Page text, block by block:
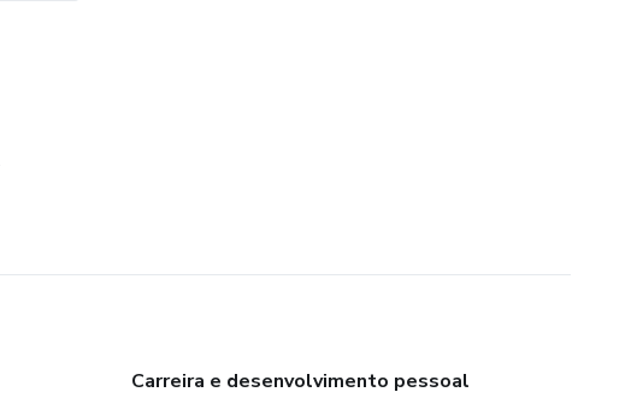
Carreira e desenvolvimento pessoal